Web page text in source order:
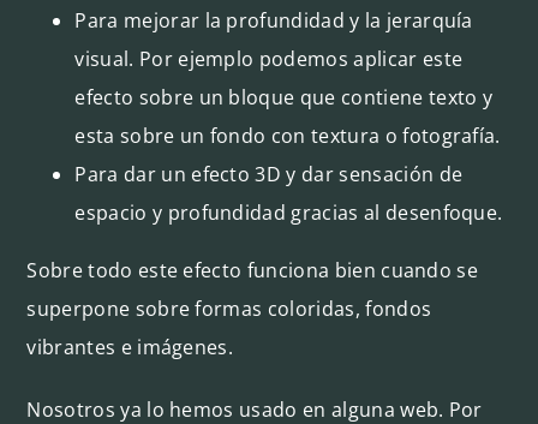
Para mejorar la profundidad y la jerarquía
visual. Por ejemplo podemos aplicar este
efecto sobre un bloque que contiene texto y
esta sobre un fondo con textura o fotografía.
Para dar un efecto 3D y dar sensación de
espacio y profundidad gracias al desenfoque.
Sobre todo este efecto funciona bien cuando se
superpone sobre formas coloridas, fondos
vibrantes e imágenes.
Nosotros ya lo hemos usado en alguna web. Por